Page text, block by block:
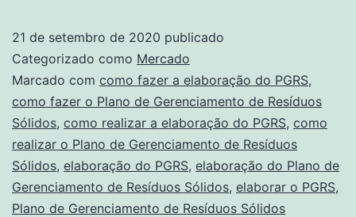
21 de setembro de 2020 publicado
Categorizado como Mercado
Marcado com como fazer a elaboração do PGRS,
como fazer o Plano de Gerenciamento de Resíduos
Sólidos, como realizar a elaboração do PGRS, como
realizar o Plano de Gerenciamento de Resíduos
Sólidos, elaboração do PGRS, elaboração do Plano de
Gerenciamento de Resíduos Sólidos, elaborar o PGRS,
Plano de Gerenciamento de Resíduos Sólidos